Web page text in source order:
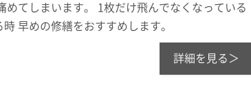
てしまいます。 1枚だけ飛んでなくなっている
早めの修繕をおすすめします。
詳細を見る＞